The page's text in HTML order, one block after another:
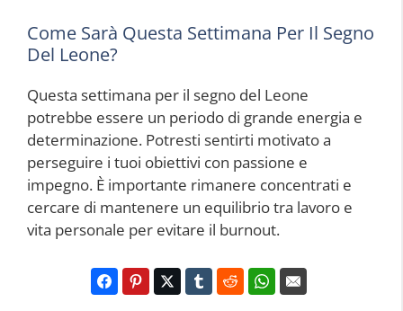
Come Sarà Questa Settimana Per Il Segno
Del Leone?
Questa settimana per il segno del Leone
potrebbe essere un periodo di grande energia e
determinazione. Potresti sentirti motivato a
perseguire i tuoi obiettivi con passione e
impegno. È importante rimanere concentrati e
cercare di mantenere un equilibrio tra lavoro e
vita personale per evitare il burnout.